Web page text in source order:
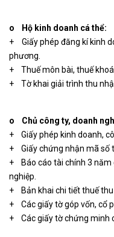
o Hộ kinh doanh cá thể:
+ Giấy phép đăng kí kinh
phương.
+ Thuế môn bài, thuế
+ Tờ khai giải trình thu
o Chủ công ty, doanh
+ Giấy phép kinh doanh,
+ Giấy chứng nhận mã số
+ Báo cáo tài chính 3 năm
nghiệp.
+ Bản khai chi tiết thuế thu
+ Các giấy tờ góp vốn, cổ
+ Các giấy tờ chứng minh